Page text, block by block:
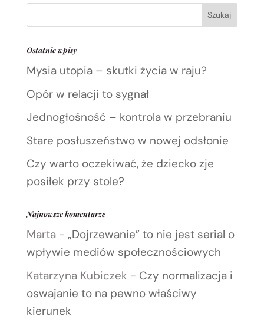
Ostatnie wpisy
Mysia utopia – skutki życia w raju?
Opór w relacji to sygnał
Jednogłośność – kontrola w przebraniu
Stare posłuszeństwo w nowej odsłonie
Czy warto oczekiwać, że dziecko zje
posiłek przy stole?
Najnowsze komentarze
Marta- „Dojrzewanie” to nie jest serial o
wpływie mediów społecznościowych
Katarzyna Kubiczek - Czy normalizacja i
oswajanie to na pewno właściwy
kierunek